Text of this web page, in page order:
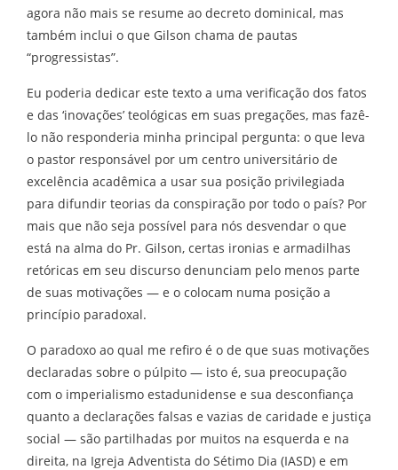
agora não mais se resume ao decreto dominical, mas
também inclui o que Gilson chama de pautas
“progressistas”.
Eu poderia dedicar este texto a uma verificação dos fatos
e das ‘inovações’ teológicas em suas pregações, mas fazê-
lo não responderia minha principal pergunta: o que leva
o pastor responsável por um centro universitário de
excelência acadêmica a usar sua posição privilegiada
para difundir teorias da conspiração por todo o país? Por
mais que não seja possível para nós desvendar o que
está na alma do Pr. Gilson, certas ironias e armadilhas
retóricas em seu discurso denunciam pelo menos parte
de suas motivações — e o colocam numa posição a
princípio paradoxal.
O paradoxo ao qual me refiro é o de que suas motivações
declaradas sobre o púlpito — isto é, sua preocupação
com o imperialismo estadunidense e sua desconfiança
quanto a declarações falsas e vazias de caridade e justiça
social — são partilhadas por muitos na esquerda e na
direita, na Igreja Adventista do Sétimo Dia (IASD) e em